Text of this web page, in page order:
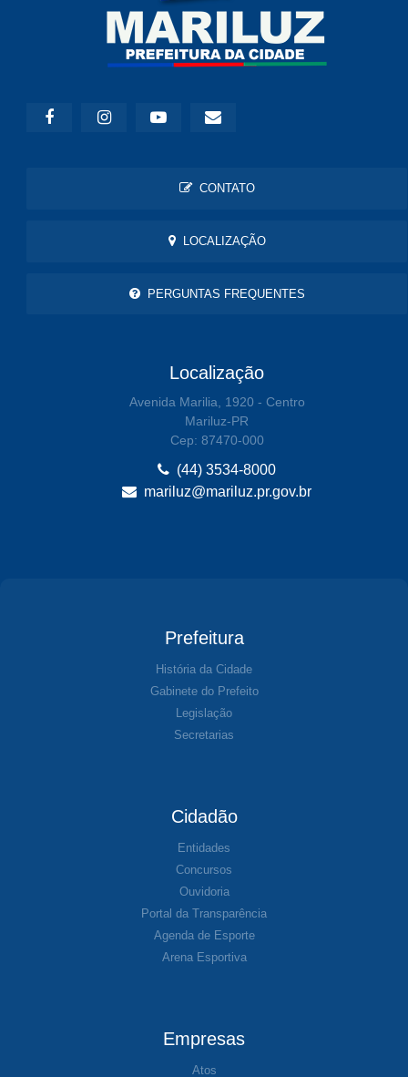
CONTATO
LOCALIZAÇÃO
PERGUNTAS FREQUENTES
Localização
Avenida Marilia, 1920 - Centro
Mariluz-PR
Cep: 87470-000
(44) 3534-8000
mariluz@mariluz.pr.gov.br
Prefeitura
História da Cidade
Gabinete do Prefeito
Legislação
Secretarias
Cidadão
Entidades
Concursos
Ouvidoria
Portal da Transparência
Agenda de Esporte
Arena Esportiva
Empresas
Atos